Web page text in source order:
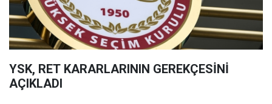
YSK, RET KARARLARININ GEREKÇESİNİ
AÇIKLADI